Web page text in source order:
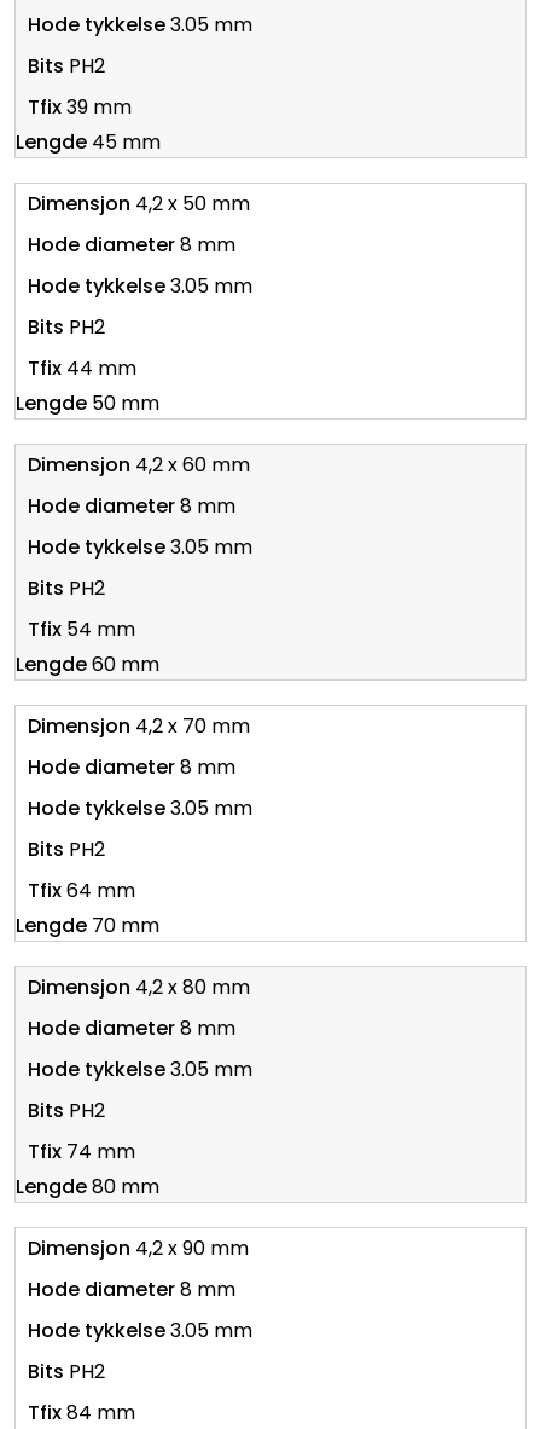
3.05 mm
PH2
39 mm
45 mm
4,2 x 50 mm
8 mm
3.05 mm
PH2
44 mm
50 mm
4,2 x 60 mm
8 mm
3.05 mm
PH2
54 mm
60 mm
4,2 x 70 mm
8 mm
3.05 mm
PH2
64 mm
70 mm
4,2 x 80 mm
8 mm
3.05 mm
PH2
74 mm
80 mm
4,2 x 90 mm
8 mm
3.05 mm
PH2
84 mm